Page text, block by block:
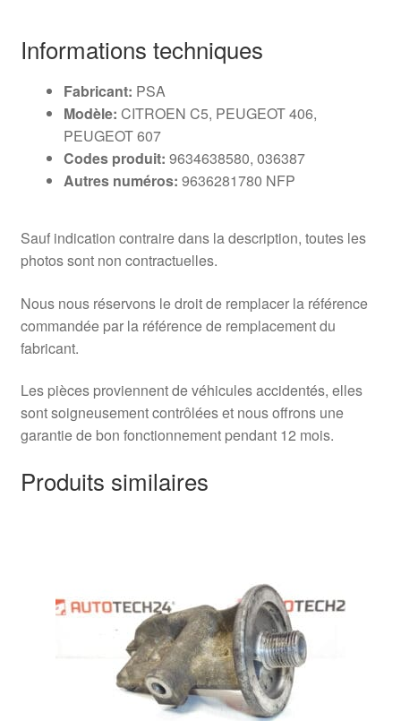
Informations techniques
Fabricant: PSA
Modèle: CITROEN C5, PEUGEOT 406,
PEUGEOT 607
Codes produit: 9634638580, 036387
Autres numéros: 9636281780 NFP
Sauf indication contraire dans la description, toutes les
photos sont non contractuelles.
Nous nous réservons le droit de remplacer la référence
commandée par la référence de remplacement du
fabricant.
Les pièces proviennent de véhicules accidentés, elles
sont soigneusement contrôlées et nous offrons une
garantie de bon fonctionnement pendant 12 mois.
Produits similaires